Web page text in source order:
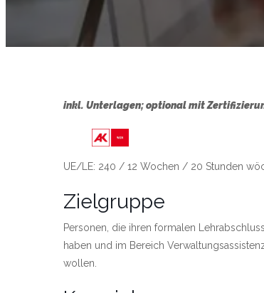
inkl. Unterlagen; optional mit
UE/LE: 240 / 12 Wochen / 20 Stunden
Zielgruppe
Personen, die ihren formalen
haben und im Bereich
wollen.